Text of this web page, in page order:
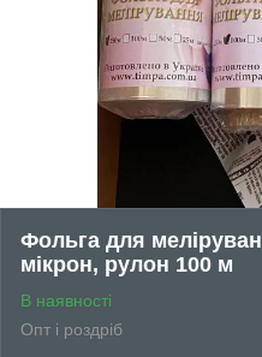
Фольга для
мікрон, рулон 100 м
В наявності
Опт і роздріб